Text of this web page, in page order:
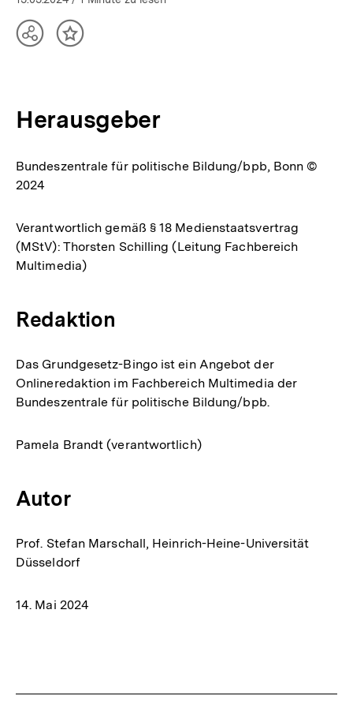
TeilenInhalt
Herausgeber
Bundeszentrale für politische Bildung/bpb, Bonn ©
2024
Verantwortlich gemäß § 18 Medienstaatsvertrag
(MStV): Thorsten Schilling (Leitung Fachbereich
Multimedia)
Redaktion
Das Grundgesetz-Bingo ist ein Angebot der
Onlineredaktion im Fachbereich Multimedia der
Bundeszentrale für politische Bildung/bpb.
Pamela Brandt (verantwortlich)
Autor
Prof. Stefan Marschall, Heinrich-Heine-Universität
Düsseldorf
14. Mai 2024